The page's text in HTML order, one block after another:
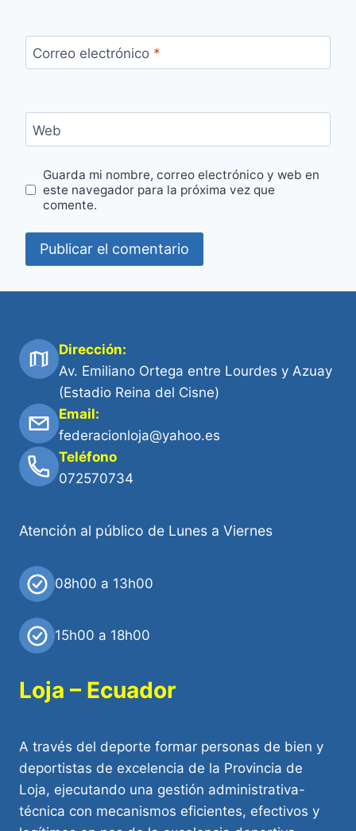
Correo electrónico *
Web
Guarda mi nombre, correo electrónico y web en
este navegador para la próxima vez que
comente.
Dirección:
Av. Emiliano Ortega entre Lourdes y Azuay
(Estadio Reina del Cisne)
Email:
federacionloja@yahoo.es
Teléfono
072570734
Atención al público de Lunes a Viernes
08h00 a 13h00
15h00 a 18h00
Loja – Ecuador
A través del deporte formar personas de bien y
deportistas de excelencia de la Provincia de
Loja, ejecutando una gestión administrativa-
técnica con mecanismos eficientes, efectivos y